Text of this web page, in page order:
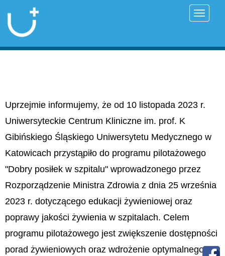
Uprzejmie informujemy, że od 10 listopada 2023 r.
Uniwersyteckie Centrum Kliniczne im. prof. K
Gibińskiego Śląskiego Uniwersytetu Medycznego w
Katowicach przystąpiło do programu pilotażowego
"Dobry posiłek w szpitalu" wprowadzonego przez
Rozporządzenie Ministra Zdrowia z dnia 25 września
2023 r. dotyczącego edukacji żywieniowej oraz
poprawy jakości żywienia w szpitalach. Celem
programu pilotażowego jest zwiększenie dostępności
porad żywieniowych oraz wdrożenie optymalnego